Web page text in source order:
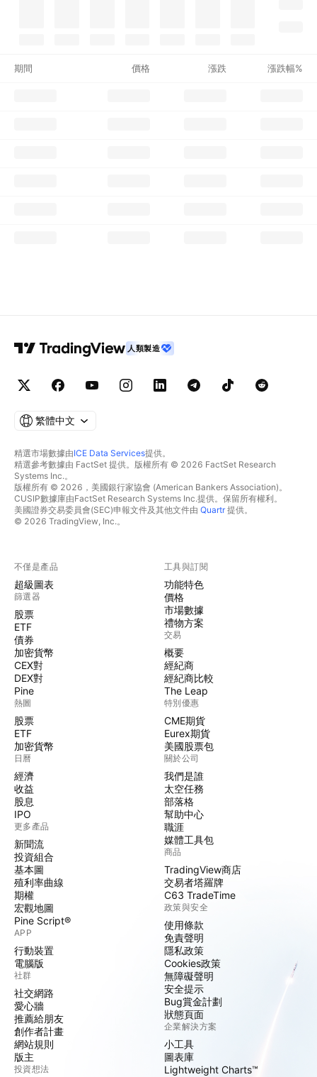
期間 價格 漲跌 漲跌幅%
人類製造
繁體中文
精選市場數據由ICE Data Services提供。
精選參考數據由 FactSet 提供。版權所有 © 2026 FactSet Research
Systems Inc.。
版權所有 © 2026，美國銀行家協會 (American Bankers Association)。
CUSIP數據庫由FactSet Research Systems Inc.提供。保留所有權利。
美國證券交易委員會(SEC)申報文件及其他文件由 Quartr提供。
© 2026 TradingView, Inc.。
不僅是產品
超級圖表
篩選器
股票
ETF
債券
加密貨幣
CEX對
DEX對
Pine
熱圖
股票
ETF
加密貨幣
日曆
經濟
收益
股息
IPO
更多產品
新聞流
投資組合
基本圖
殖利率曲線
期權
宏觀地圖
Pine Script®
APP
行動裝置
電腦版
社群
社交網路
愛心牆
推薦給朋友
創作者計畫
網站規則
版主
投資想法
工具與訂閱
功能特色
價格
市場數據
禮物方案
交易
概要
經紀商
經紀商比較
The Leap
特別優惠
CME期貨
Eurex期貨
美國股票包
關於公司
我們是誰
太空任務
部落格
幫助中心
職涯
媒體工具包
商品
TradingView商店
交易者塔羅牌
C63 TradeTime
政策與安全
使用條款
免責聲明
隱私政策
Cookies政策
無障礙聲明
安全提示
Bug賞金計劃
狀態頁面
企業解決方案
小工具
圖表庫
Lightweight Charts™